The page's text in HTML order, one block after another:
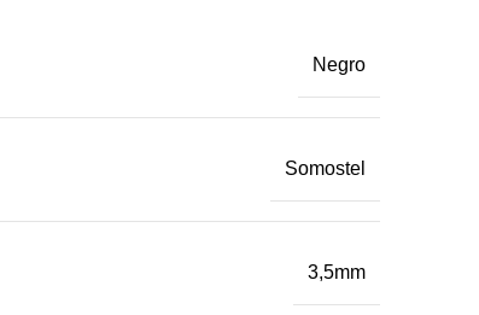
Negro
Somostel
3,5mm